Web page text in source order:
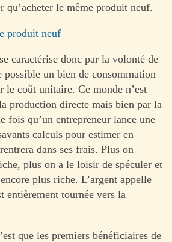
qu’acheter le même produit neuf.
produit neuf
caractérise donc par la volonté de
possible un bien de consommation
le coût unitaire. Ce monde n’est
production directe mais bien par la
fois qu’un entrepreneur lance une
calculs pour estimer en
dans ses frais. Plus on
plus on a le loisir de spéculer et
plus riche. L’argent appelle
entièrement tournée vers la
que les premiers bénéficiaires de